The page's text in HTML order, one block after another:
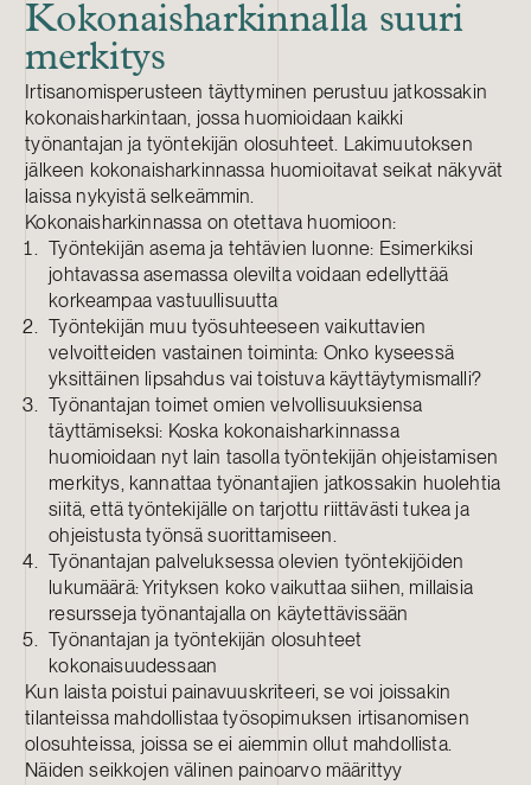
Kokonaisharkinnalla suuri
merkitys
Irtisanomisperusteen täyttyminen perustuu jatkossakin
kokonaisharkintaan, jossa huomioidaan kaikki
työnantajan ja työntekijän olosuhteet. Lakimuutoksen
jälkeen kokonaisharkinnassa huomioitavat seikat näkyvät
laissa nykyistä selkeämmin.
Kokonaisharkinnassa on otettava huomioon:
Työntekijän asema ja tehtävien luonne: Esimerkiksi
johtavassa asemassa olevilta voidaan edellyttää
korkeampaa vastuullisuutta
Työntekijän muu työsuhteeseen vaikuttavien
velvoitteiden vastainen toiminta: Onko kyseessä
yksittäinen lipsahdus vai toistuva käyttäytymismalli?
Työnantajan toimet omien velvollisuuksiensa
täyttämiseksi: Koska kokonaisharkinnassa
huomioidaan nyt lain tasolla työntekijän ohjeistamisen
merkitys, kannattaa työnantajien jatkossakin huolehtia
siitä, että työntekijälle on tarjottu riittävästi tukea ja
ohjeistusta työnsä suorittamiseen.
Työnantajan palveluksessa olevien työntekijöiden
lukumäärä: Yrityksen koko vaikuttaa siihen, millaisia
resursseja työnantajalla on käytettävissään
Työnantajan ja työntekijän olosuhteet
kokonaisuudessaan
Kun laista poistui painavuuskriteeri, se voi joissakin
tilanteissa mahdollistaa työsopimuksen irtisanomisen
olosuhteissa, joissa se ei aiemmin ollut mahdollista.
Näiden seikkojen välinen painoarvo määrittyy